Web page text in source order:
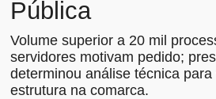
Pública
Volume superior a 20 mil
servidores motivam pedido;
determinou análise técnica
estrutura na comarca.